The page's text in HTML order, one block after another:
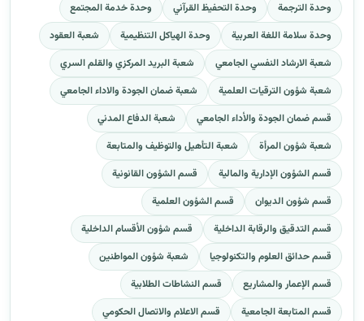
وحدة الترجمة
وحدة التحفيظ القرآني
وحدة خدمة المجتمع
وحدة سلامة اللغة العربية
وحدة الهياكل التنظيمية
شعبة العقود
شعبة الارشاد النفسي الجامعي
شعبة البريد المركزي والقلم السري
شعبة شؤون الترقيات العلمية
شعبة ضمان الجودة والاداء الجامعي
قسم ضمان الجودة والأداء الجامعي
شعبة الدفاع المدني
شعبة شؤون المرأة
شعبة التأهيل والتوظيف والمتابعة
قسم الشؤون الإدارية والمالية
قسم الشؤون القانونية
قسم شؤون الديوان
قسم الشؤون العلمية
قسم التدقيق والرقابة الداخلية
قسم شؤون الأقسام الداخلية
قسم حدائق العلوم والتكنولوجيا
شعبة شؤون المواطنين
قسم الإعمار والمشاريع
قسم النشاطات الطلابية
قسم المتابعة الجامعية
قسم الاعلام والاتصال الحكومي